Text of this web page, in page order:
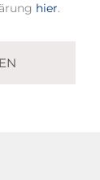
hier.